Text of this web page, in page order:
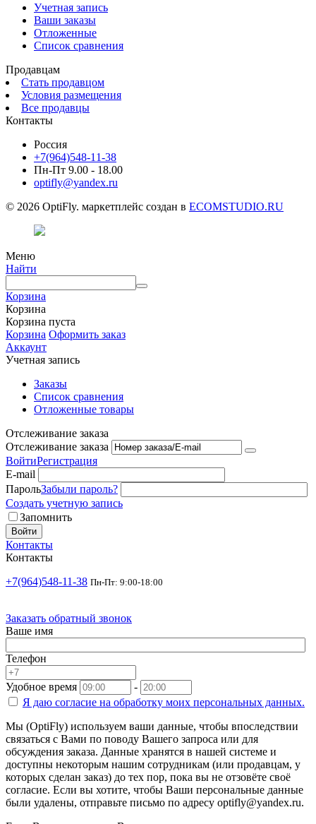
Учетная запись
Ваши заказы
Отложенные
Список сравнения
Продавцам
Стать продавцом
Условия размещения
Все продавцы
Контакты
Россия
+7(964)548-11-38
Пн-Пт 9.00 - 18.00
optifly@yandex.ru
© 2026 OptiFly. маркетплейс создан в ECOMSTUDIO.RU
Меню
Найти
Корзина
Корзина
Корзина пуста
Корзина Оформить заказ
Аккаунт
Учетная запись
Заказы
Список сравнения
Отложенные товары
Отслеживание заказа
Отслеживание заказа
ВойтиРегистрация
E-mail
ПарольЗабыли пароль?
Создать учетную запись
Запомнить
Войти
Контакты
Контакты
+7(964)548-11-38 Пн-Пт: 9:00-18:00
Заказать обратный звонок
Ваше имя
Телефон
Удобное время
-
Я даю согласие на обработку моих персональных данных.
Мы (OptiFly) используем ваши данные, чтобы впоследствии
связаться с Вами по поводу Вашего запроса или для
обсуждения заказа. Данные хранятся в нашей системе и
доступны некоторым нашим сотрудникам (или продавцам, у
которых сделан заказ) до тех пор, пока вы не отзовёте своё
согласие. Если вы хотите, чтобы Ваши персональные данные
были удалены, отправьте письмо по адресу optifly@yandex.ru.